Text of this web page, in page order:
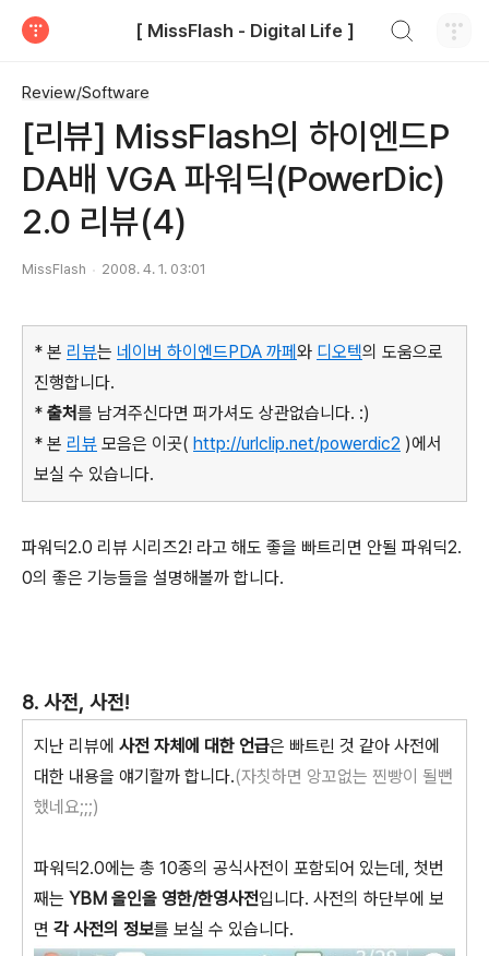
[ MissFlash - Digital Life ]
Review/Software
[리뷰] MissFlash의 하이엔드P
DA배 VGA 파워딕(PowerDic)
2.0 리뷰(4)
MissFlash 2008. 4. 1. 03:01
* 본 리뷰는 네이버 하이엔드PDA 까페와 디오텍의 도움으로
진행합니다.
* 출처를 남겨주신다면 퍼가셔도 상관없습니다. :)
* 본 리뷰 모음은 이곳( http://urlclip.net/powerdic2 )에서
보실 수 있습니다.
파워딕2.0 리뷰 시리즈2! 라고 해도 좋을 빠트리면 안될 파워딕2.
0의 좋은 기능들을 설명해볼까 합니다.
8. 사전, 사전!
지난 리뷰에 사전 자체에 대한 언급은 빠트린 것 같아 사전에
대한 내용을 얘기할까 합니다.(자칫하면 앙꼬없는 찐빵이 될뻔
했네요;;;)
파워딕2.0에는 총 10종의 공식사전이 포함되어 있는데, 첫번
째는 YBM 올인올 영한/한영사전입니다. 사전의 하단부에 보
면 각 사전의 정보를 보실 수 있습니다.